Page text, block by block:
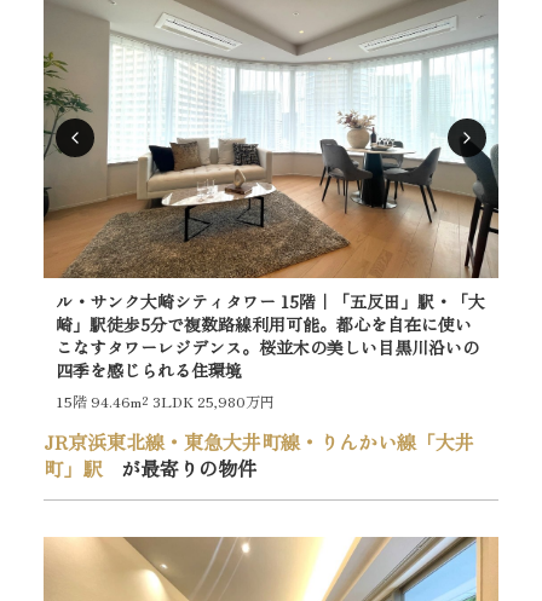
ル・サンク大崎シティタワー 15階｜「五反田」駅・「大
崎」駅徒歩5分で複数路線利用可能。都心を自在に使い
こなすタワーレジデンス。桜並木の美しい目黒川沿いの
四季を感じられる住環境
15階94.46m² 3LDK 25,980万円
JR京浜東北線・東急大井町線・りんかい線「大井
町」駅が最寄りの物件